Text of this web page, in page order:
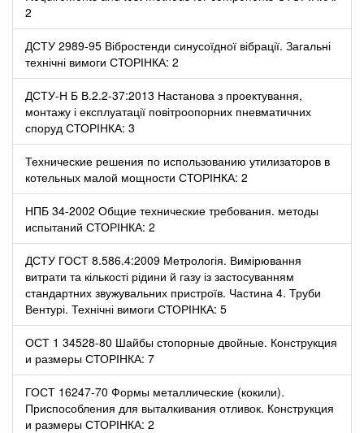
2
ДСТУ 2989-95 Вібростенди синусоїдної вібрації. Загальні
технічні вимоги СТОРІНКА: 2
ДСТУ-Н Б В.2.2-37:2013 Настанова з проектування,
монтажу і експлуатації повітроопорних пневматичних
споруд СТОРІНКА: 3
Технические решения по использованию утилизаторов в
котельных малой мощности СТОРІНКА: 2
НПБ 34-2002 Общие технические требования. методы
испытаний СТОРІНКА: 2
ДСТУ ГОСТ 8.586.4:2009 Метрологія. Вимірювання
витрати та кількості рідини й газу із застосуванням
стандартних звужувальних пристроїв. Частина 4. Труби
Вентурі. Технічні вимоги СТОРІНКА: 5
ОСТ 1 34528-80 Шайбы стопорные двойные. Конструкция
и размеры СТОРІНКА: 7
ГОСТ 16247-70 Формы металлические (кокили).
Приспособления для выталкивания отливок. Конструкция
и размеры СТОРІНКА: 2